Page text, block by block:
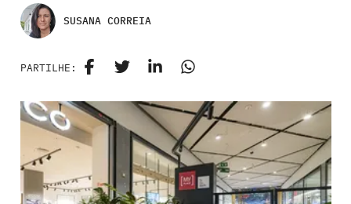
SUSANA CORREIA
PARTILHE: